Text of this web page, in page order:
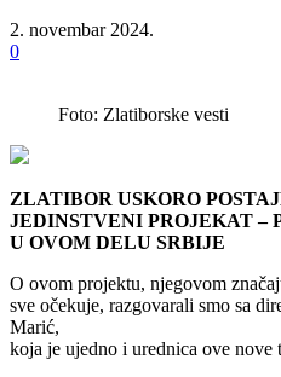
2. novembar 2024.
0
Foto: Zlatiborske vesti
ZLATIBOR USKORO
JEDINSTVENI PROJEKAT –
U OVOM DELU SRBIJE
O ovom projektu, njegovom
sve očekuje, razgovarali smo sa
Marić,
koja je ujedno i urednica ove nove